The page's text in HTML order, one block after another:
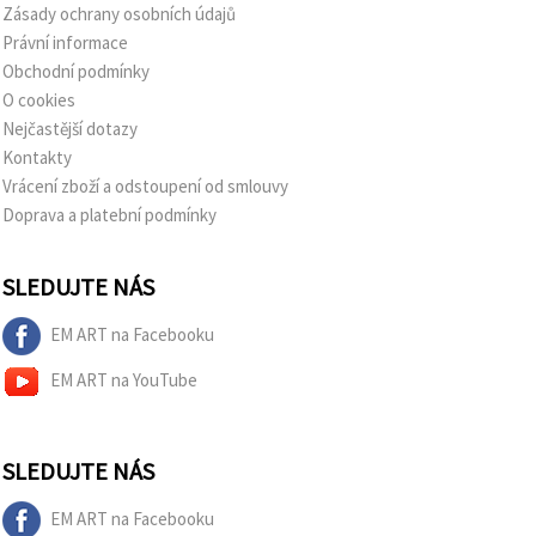
Zásady ochrany osobních údajů
Právní informace
Obchodní podmínky
O cookies
Nejčastější dotazy
Kontakty
Vrácení zboží a odstoupení od smlouvy
Doprava a platební podmínky
SLEDUJTE NÁS
EM ART na Facebooku
EM ART na YouTube
SLEDUJTE NÁS
EM ART na Facebooku